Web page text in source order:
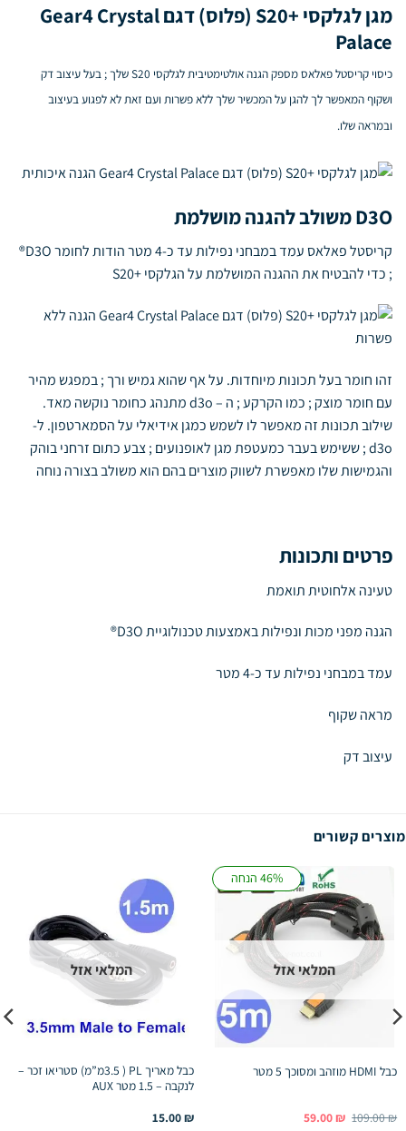
מגן לגלקסי +S20 (פלוס) דגם Gear4 Crystal
Palace
כיסוי קריסטל פאלאס מספק הגנה אולטימטיבית לגלקסי S20 שלך ; בעל עיצוב דק
ושקוף המאפשר לך להגן על המכשיר שלך ללא פשרות ועם זאת לא לפגוע בעיצוב
ובמראה שלו.
D3O משולב להגנה מושלמת
קריסטל פאלאס עמד במבחני נפילות עד כ-4 מטר הודות לחומר D3O®
; כדי להבטיח את ההגנה המושלמת על הגלקסי +S20
זהו חומר בעל תכונות מיוחדות. על אף שהוא גמיש ורך ; במפגש מהיר
עם חומר מוצק ; כמו הקרקע ; ה – d3o
מתנהג כחומר נוקשה מאד.
שילוב תכונות זה מאפשר לו לשמש כמגן אידיאלי על הסמארטפון. ל-
d3o ; ששימש בעבר כמעטפת מגן לאופנועים ; צבע כתום זרחני בוהק
והגמישות שלו מאפשרת לשווק מוצרים בהם הוא משולב בצורה נוחה
פרטים ותכונות
טעינה אלחוטית תואמת
הגנה מפני מכות ונפילות באמצעות טכנולוגיית D3O®
עמד במבחני נפילות עד כ-4 מטר
מראה שקוף
עיצוב דק
מוצרים קשורים
46% הנחה
המלאי אזל
כבל HDMI מוזהב ומסוכך 5 מטר
109.00₪ המחיר
59.00₪ המחיר
המלאי אזל
כבל מאריך PL ( 3.5מ”מ) סטריאו זכר –
לנקבה – 1.5 מטר AUX
15.00₪